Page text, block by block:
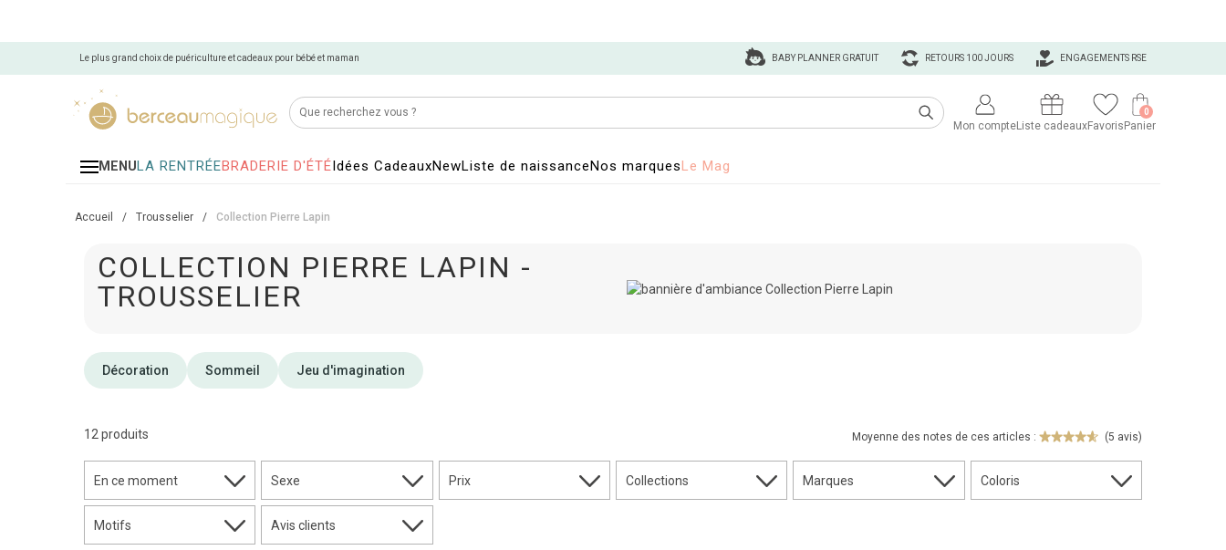
Le plus grand choix de puériculture et cadeaux pour bébé et maman ENGAGEMENTS RSE
RETOURS 100 JOURS
BABY PLANNER GRATUIT
Mon compteListe cadeauxFavorisPanier
0
MENULA RENTRÉEBRADERIE D'ÉTÉIdées CadeauxNewListe de naissanceNos marquesLe Mag
Accueil / Trousselier / Collection Pierre Lapin
COLLECTION PIERRE LAPIN -
TROUSSELIER
Décoration Sommeil Jeu d'imagination
12 produits Moyenne des notes de ces articles : (5 avis)
En ce moment Sexe Prix Collections Marques Coloris
Motifs Avis clients